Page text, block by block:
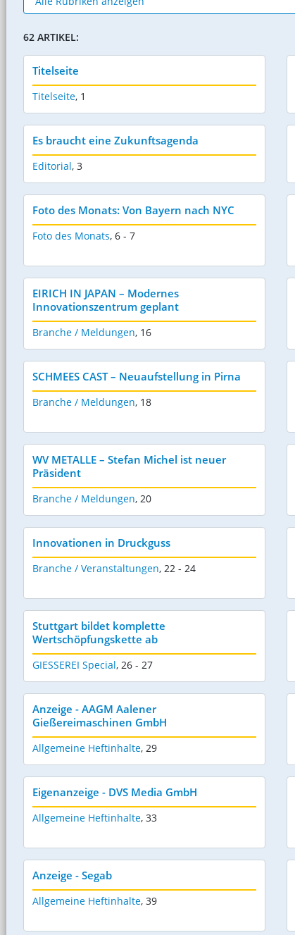
62 ARTIKEL:
Titelseite
Titelseite, 1
Es braucht eine Zukunftsagenda
Editorial, 3
Foto des Monats: Von Bayern nach NYC
Foto des Monats, 6 - 7
EIRICH IN JAPAN – Modernes
Innovationszentrum geplant
Branche / Meldungen, 16
SCHMEES CAST – Neuaufstellung in Pirna
Branche / Meldungen, 18
WV METALLE – Stefan Michel ist neuer
Präsident
Branche / Meldungen, 20
Innovationen in Druckguss
Branche / Veranstaltungen, 22 - 24
Stuttgart bildet komplette
Wertschöpfungskette ab
GIESSEREI Special, 26 - 27
Anzeige - AAGM Aalener
Gießereimaschinen GmbH
Allgemeine Heftinhalte, 29
Eigenanzeige - DVS Media GmbH
Allgemeine Heftinhalte, 33
Anzeige - Segab
Allgemeine Heftinhalte, 39